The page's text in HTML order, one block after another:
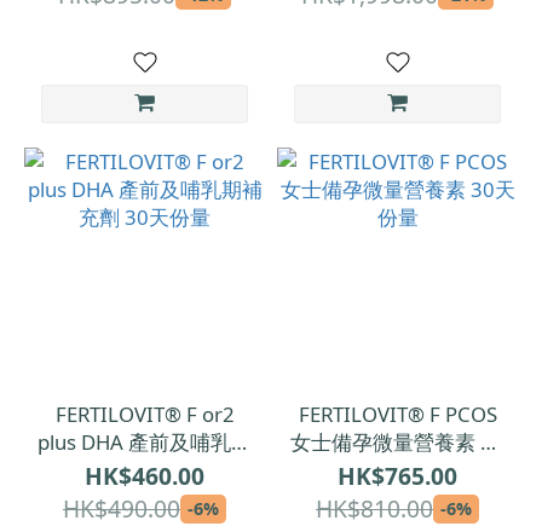
FERTILOVIT® F or2
plus DHA 產前及哺乳期
補充劑 30天份量
HK$460.00
HK$490.00 -6%
FERTILOVIT® F PCOS
女士備孕微量營養素 30
天份量
HK$765.00
HK$810.00 -6%